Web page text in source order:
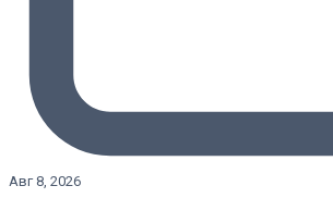
Авг 8, 2026